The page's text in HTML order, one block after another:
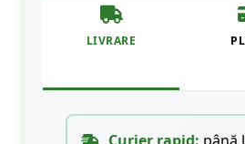
LIVRARE